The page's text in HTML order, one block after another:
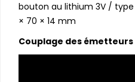
bouton au lithium 3V / type
× 70 × 14 mm
Couplage des émetteurs